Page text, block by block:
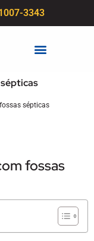
3343
sépticas
fossas